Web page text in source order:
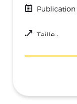
Publication
Taille :